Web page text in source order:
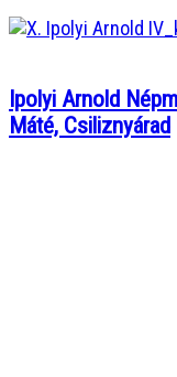
Ipolyi Arnold
Máté, Csiliznyárad